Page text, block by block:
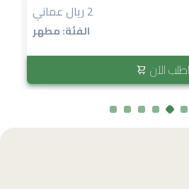
2 ريال عماني
الفئة: مطهر
اطلب الآن